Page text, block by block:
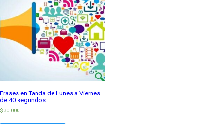
Frases en Tanda de Lunes a Viernes
de 40 segundos
$30.000